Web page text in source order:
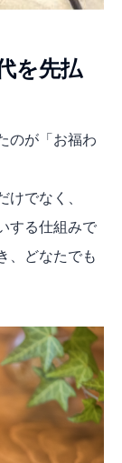
を先払
のが「お福わ
でなく、
する仕組みで
、どなたでも